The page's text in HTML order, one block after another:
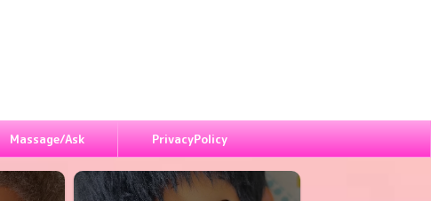
Massage/Ask PrivacyPolicy